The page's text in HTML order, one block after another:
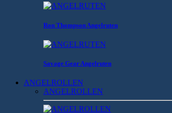
Ron Thompson Angelruten
Savage Gear Angelruten
ANGELROLLEN
ANGELROLLEN